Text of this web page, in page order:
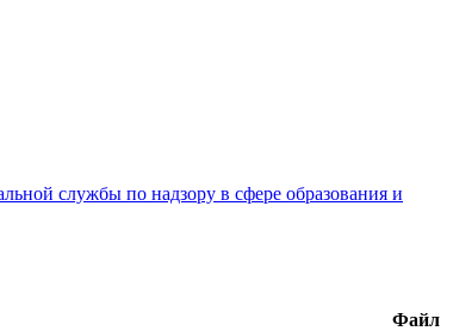
службы по надзору в сфере образования и
Файл